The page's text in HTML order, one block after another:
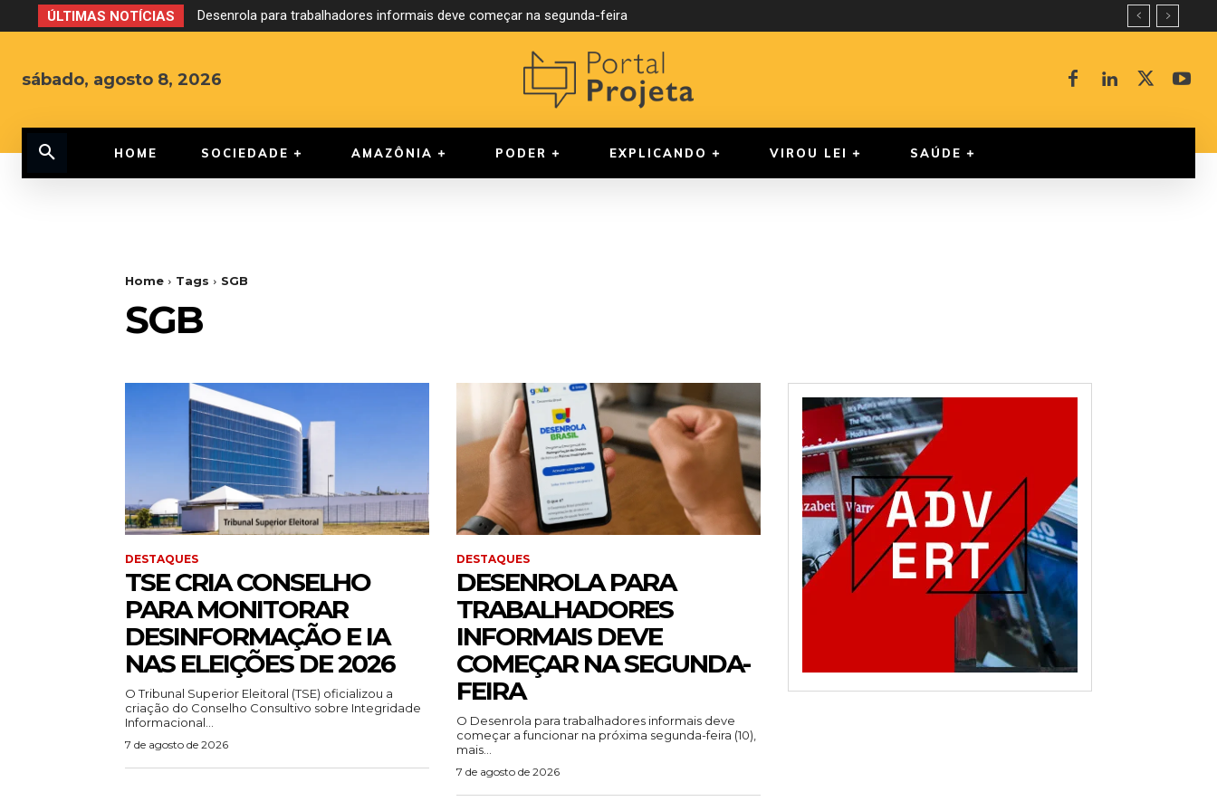
ÚLTIMAS NOTÍCIAS Desenrola para trabalhadores informais deve começar na segunda-feira
sábado, agosto 8, 2026
HOME SOCIEDADE AMAZÔNIA PODER EXPLICANDO VIROU LEI SAÚDE
Home Tags SGB
SGB
DESTAQUES
TSE CRIA CONSELHO
PARA MONITORAR
DESINFORMAÇÃO E IA
NAS ELEIÇÕES DE 2026
O Tribunal Superior Eleitoral (TSE) oficializou a
criação do Conselho Consultivo sobre Integridade
Informacional...
7 de agosto de 2026
DESTAQUES
DESENROLA PARA
TRABALHADORES
INFORMAIS DEVE
COMEÇAR NA SEGUNDA-
FEIRA
O Desenrola para trabalhadores informais deve
começar a funcionar na próxima segunda-feira (10),
mais...
7 de agosto de 2026